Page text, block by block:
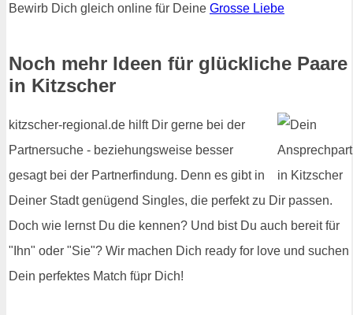
Bewirb Dich gleich online für Deine Grosse Liebe
Noch mehr Ideen für glückliche Paare
in Kitzscher
kitzscher-regional.de hilft Dir gerne bei der
Partnersuche - beziehungsweise besser
gesagt bei der Partnerfindung. Denn es gibt in
Deiner Stadt genügend Singles, die perfekt zu Dir passen.
Doch wie lernst Du die kennen? Und bist Du auch bereit für
"Ihn" oder "Sie"? Wir machen Dich ready for love und suchen
Dein perfektes Match füpr Dich!